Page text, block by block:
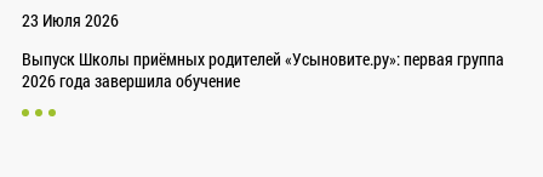
23 Июля 2026
Выпуск Школы приёмных родителей «Усыновите.ру»: первая группа
2026 года завершила обучение